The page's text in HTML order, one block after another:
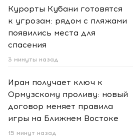
Курорты Кубани готовятся
к угрозам: рядом с пляжами
появились места для
спасения
3 минуты назад
Иран получает ключ к
Ормузскому проливу: новый
договор меняет правила
игры на Ближнем Востоке
15 минут назад